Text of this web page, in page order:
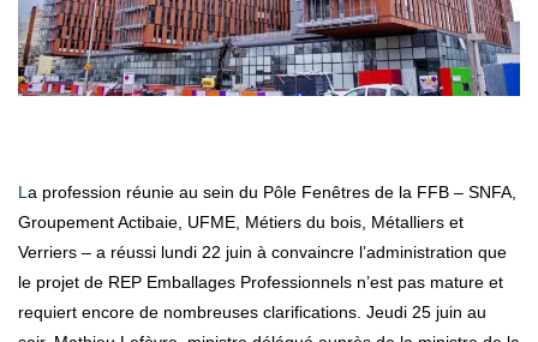
La profession réunie au sein du Pôle Fenêtres de la FFB – SNFA,
Groupement Actibaie, UFME, Métiers du bois, Métalliers et
Verriers – a réussi lundi 22 juin à convaincre l’administration que
le projet de REP Emballages Professionnels n’est pas mature et
requiert encore de nombreuses clarifications. Jeudi 25 juin au